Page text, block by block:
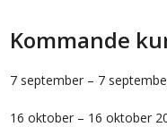
Kommande
7 september – 7
16 oktober – 16 oktober